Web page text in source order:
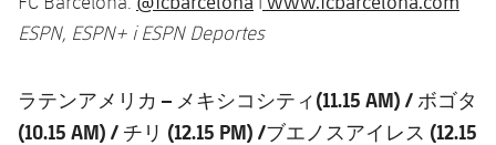
ESPN, ESPN+ i ESPN Deportes
ラテンアメリカ – メキシコシティ(11.15 AM) / ボゴタ
(10.15 AM) / チリ (12.15 PM) /ブエノスアイレス (12.15